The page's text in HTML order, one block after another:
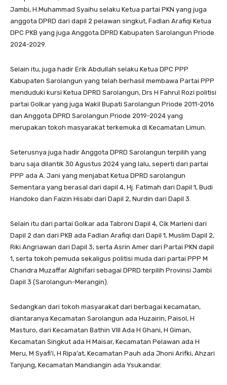
Jambi, H.Muhammad Syaihu selaku Ketua partai PKN yang juga
anggota DPRD dari dapil 2 pelawan singkut, Fadlan Arafiqi Ketua
DPC PKB yang juga Anggota DPRD Kabupaten Sarolangun Priode
2024-2029.
Selain itu, juga hadir Erik Abdullah selaku Ketua DPC PPP
Kabupaten Sarolangun yang telah berhasil membawa Partai PPP
menduduki kursi Ketua DPRD Sarolangun, Drs H Fahrul Rozi politisi
partai Golkar yang juga Wakil Bupati Sarolangun Priode 2011-2016
dan Anggota DPRD Sarolangun Priode 2019-2024 yang
merupakan tokoh masyarakat terkemuka di Kecamatan Limun.
Seterusnya juga hadir Anggota DPRD Sarolangun terpilih yang
baru saja dilantik 30 Agustus 2024 yang lalu, seperti dari partai
PPP ada A. Jani yang menjabat Ketua DPRD sarolangun
Sementara yang berasal dari dapil 4, Hj. Fatimah dari Dapil 1, Budi
Handoko dan Faizin Hisabi dari Dapil 2, Nurdin dari Dapil 3.
Selain itu dari partai Golkar ada Tabroni Dapil 4, Cik Marleni dari
Dapil 2 dan dari PKB ada Fadlan Arafiqi dari Dapil 1, Muslim Dapil 2,
Riki Angriawan dari Dapil 3, serta Asrin Amer dari Partai PKN dapil
1, serta tokoh pemuda sekaligus politisi muda dari partai PPP M
Chandra Muzaffar Alghifari sebagai DPRD terpilih Provinsi Jambi
Dapil 3 (Sarolangun-Merangin).
Sedangkan dari tokoh masyarakat dari berbagai kecamatan,
diantaranya Kecamatan Sarolangun ada Huzairin, Paisol, H
Masturo, dari Kecamatan Bathin VIII Ada H Ghani, H Giman,
Kecamatan Singkut ada H Maisar, Kecamatan Pelawan ada H
Meru, M Syafi’i, H Ripa’at, Kecamatan Pauh ada Jhoni Arifki, Ahzari
Tanjung, Kecamatan Mandiangin ada Ysukandar.